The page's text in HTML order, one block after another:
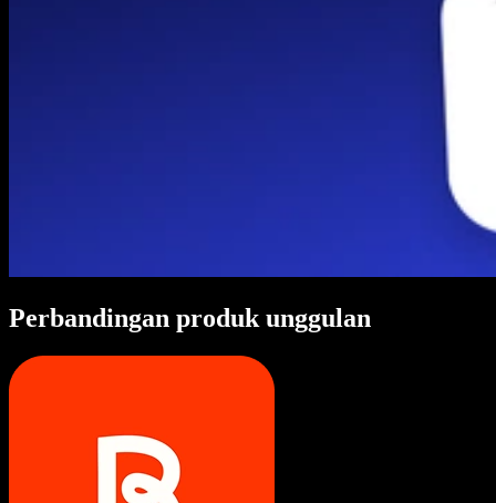
Perbandingan produk unggulan